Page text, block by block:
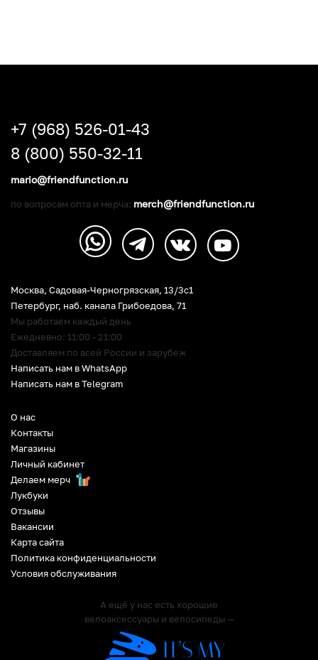
О нас
Контакты
Магазины
Личный кабинет
Делаем мерч
Лукбуки
Отзывы
Вакансии
Карта сайта
Политика конфиденциальности
Условия обслуживания
А ещё у нас есть хорошие
велоаксессуары и велосипеды —
Москва, Садовая-Черногрязская, 13/3c1
Петербург, наб. канала Грибоедова, 71
Мы работаем каждый день
Ежедневно: 11:00 - 21:00
Доставляем по всей России и зарубеж
Написать нам в WhatsApp
Написать нам в Telegram
+7 (968) 526-01-43
8 (800) 550-32-11
mario@friendfunction.ru
по вопросам опта и мерча: merch@friendfunction.ru